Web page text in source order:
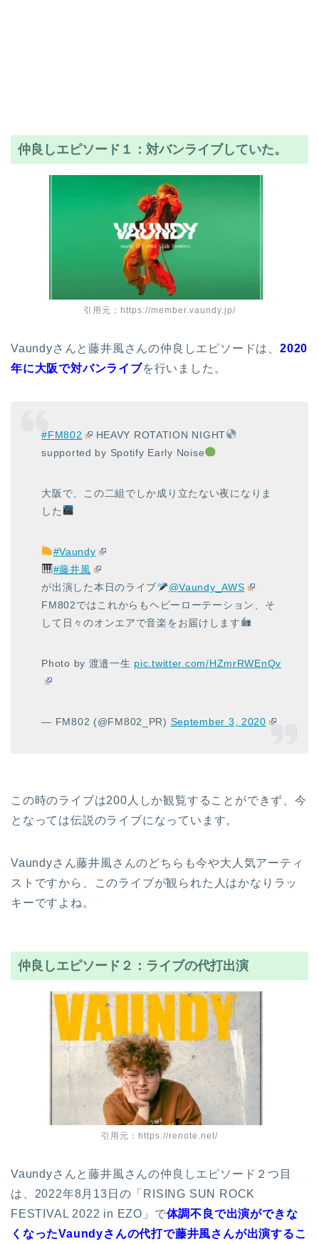
仲良しエピソード１：対バンライブしていた。
引用元：https://member.vaundy.jp/
Vaundyさんと藤井風さんの仲良しエピソードは、 2020
年に大阪で対バンライブを行いました。
#FM802
HEAVY ROTATION NIGHT
supported by Spotify Early Noise
大阪で、この二組でしか成り立たない夜になりま
した
#Vaundy
#藤井風
が出演した本日のライブ
@Vaundy_AWS
FM802ではこれからもヘビーローテーション、そ
して日々のオンエアで音楽をお届けします
Photo by 渡邉一生 pic.twitter.com/HZmrRWEnQv
— FM802 (@FM802_PR) September 3, 2020
この時のライブは200人しか観覧することができず、今
となっては伝説のライブになっています。
Vaundyさん藤井風さんのどちらも今や大人気アーティ
ストですから、このライブが観られた人はかなりラッ
キーですよね。
仲良しエピソード２：ライブの代打出演
引用元：https://renote.net/
Vaundyさんと藤井風さんの仲良しエピソード２つ目
は、2022年8月13日の「RISING SUN ROCK
FESTIVAL 2022 in EZO」で体調不良で出演ができな
くなったVaundyさんの代打で藤井風さんが出演するこ